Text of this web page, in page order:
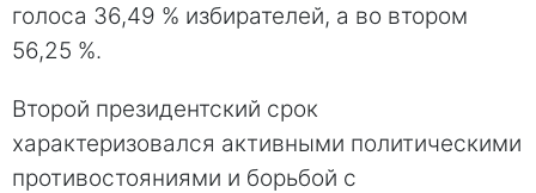
голоса 36,49 % избирателей, а во втором
56,25 %.
Второй президентский срок
характеризовался активными политическими
противостояниями и борьбой с